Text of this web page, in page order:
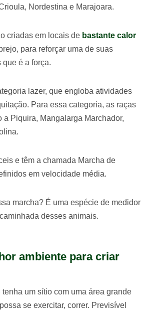
Nordestina e Marajoara.
criadas em locais de bastante calor
para reforçar uma de suas
é a força.
lazer, que engloba atividades
Para essa categoria, as raças
a Piquira, Mangalarga Marchador,
e têm a chamada Marcha de
em velocidade média.
marcha? É uma espécie de medidor
desses animais.
ambiente para criar
um sítio com uma área grande
se exercitar, correr. Previsível